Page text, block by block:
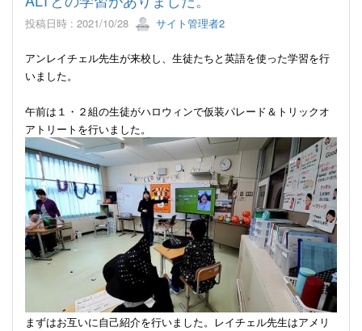
投稿日時 : 2021/10/28 サイト管理者2
アンレイチェル先生が来校し、生徒たちと英語を使った学習を行
いました。
午前は１・２組の生徒がハロウィンで仮装パレード＆トリックオ
アトリートを行いました。
まずはお互いに自己紹介を行いました。レイチェル先生はアメリ